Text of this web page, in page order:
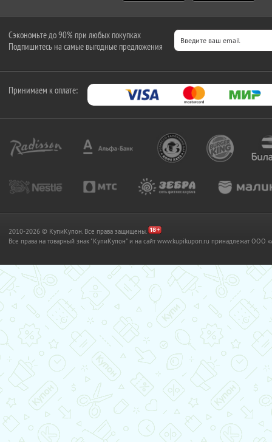
Сэкономьте до 90% при любых покупках
Подпишитесь на самые выгодные предложения
Принимаем к оплате:
2010-2026 © КупиКупон. Все права защищены.
Все права на товарный знак "КупиКупон" и на сайт www.kupikupon.ru принадлежат